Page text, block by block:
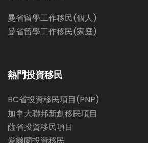
曼省留學工作移民(個人)
曼省留學工作移民(家庭)
熱門投資移民
BC省投資移民項目(PNP)
加拿大聯邦新創移民項目
薩省投資移民項目
愛爾蘭投資移民